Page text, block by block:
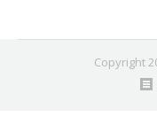
Copyright